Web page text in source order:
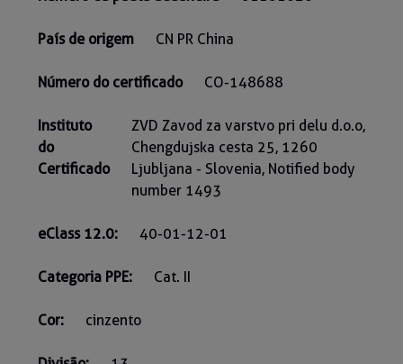
País de origem CN PR China
Número do certificado CO-148688
Instituto
do
Certificado
ZVD Zavod za varstvo pri delu d.o.o,
Chengdujska cesta 25, 1260
Ljubljana - Slovenia, Notified body
number 1493
eClass 12.0: 40-01-12-01
Categoria PPE: Cat. II
Cor: cinzento